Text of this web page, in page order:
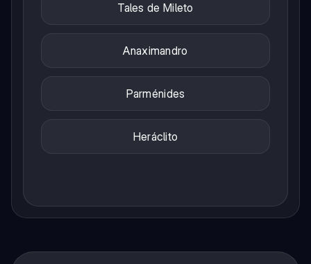
Tales de Mileto
Anaximandro
Parménides
Heráclito